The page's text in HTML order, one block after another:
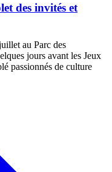
des invités et
au Parc des
jours avant les Jeux
passionnés de culture